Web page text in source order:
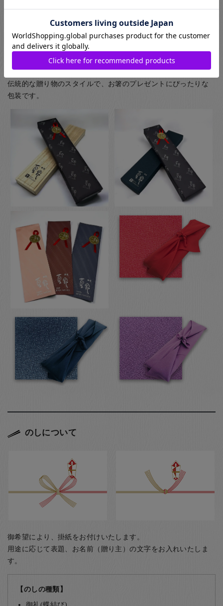
ラッピング)) お箸用の無料のラッピングは、箸袋に入れるタイ
プのものになります。
お箸用のギフトボックスをご注文いただいた方は、￥440-(税別)
でさらに風呂敷でのラッピングもご指定いただけます。日本の
伝統的な贈り物のスタイルで、お箸のプレゼントにぴったりな
包装です。
のしについて
御希望により、掛紙をお付けいたします。
用途に応じて表題、お名前（贈り主）の文字をお入れいたしま
す。
【のしの種類】